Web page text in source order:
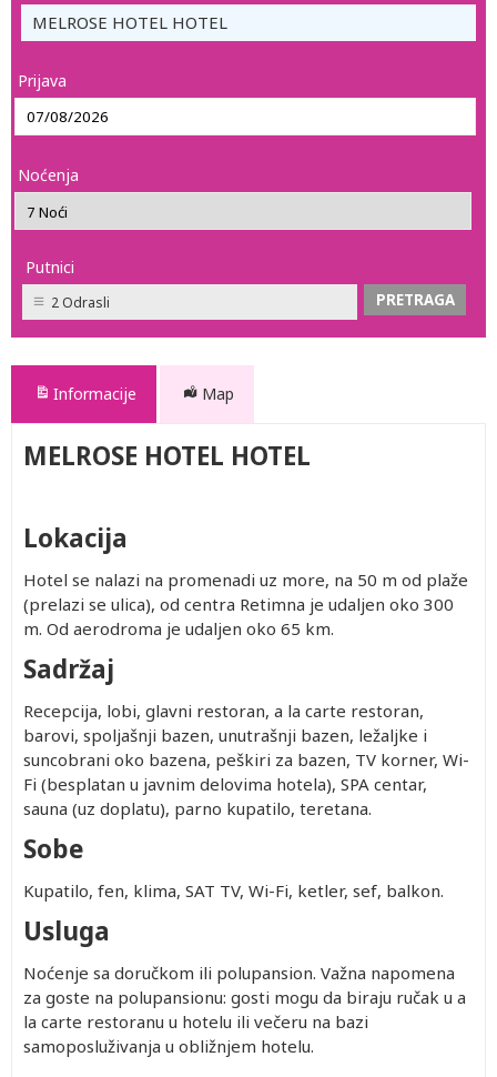
MELROSE HOTEL HOTEL
Prijava
Noćenja
Putnici
2 Odrasli
Informacije Map
MELROSE HOTEL HOTEL
Lokacija
Hotel se nalazi na promenadi uz more, na 50 m od plaže
(prelazi se ulica), od centra Retimna je udaljen oko 300
m. Od aerodroma je udaljen oko 65 km.
Sadržaj
Recepcija, lobi, glavni restoran, a la carte restoran,
barovi, spoljašnji bazen, unutrašnji bazen, ležaljke i
suncobrani oko bazena, peškiri za bazen, TV korner, Wi-
Fi (besplatan u javnim delovima hotela), SPA centar,
sauna (uz doplatu), parno kupatilo, teretana.
Sobe
Kupatilo, fen, klima, SAT TV, Wi-Fi, ketler, sef, balkon.
Usluga
Noćenje sa doručkom ili polupansion. Važna napomena
za goste na polupansionu: gosti mogu da biraju ručak u a
la carte restoranu u hotelu ili večeru na bazi
samoposluživanja u obližnjem hotelu.